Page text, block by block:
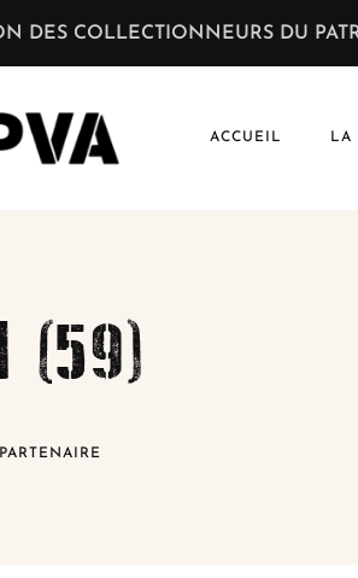
DES COLLECTIONNEURS DU
ACCUEIL LA
(59)